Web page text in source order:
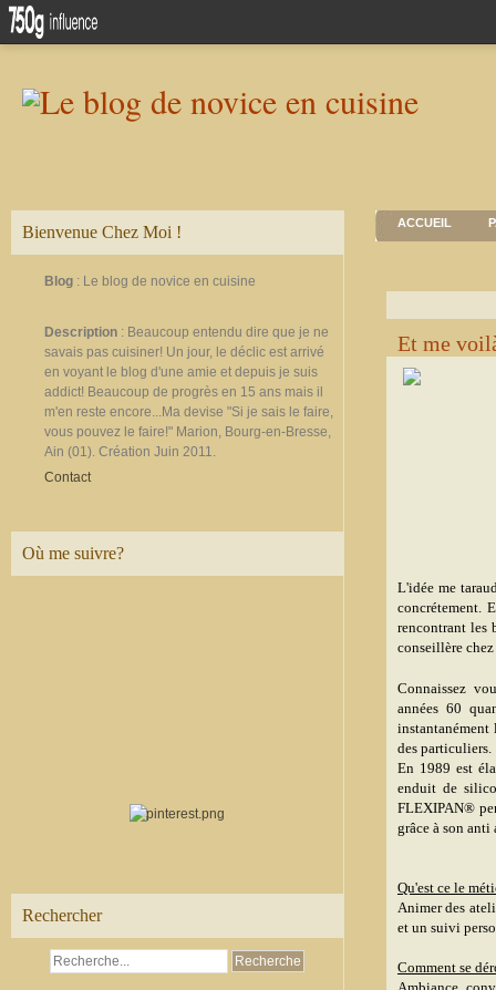
Bienvenue Chez Moi !
Blog : Le blog de novice en cuisine
Description : Beaucoup entendu dire que je ne
savais pas cuisiner! Un jour, le déclic est arrivé
en voyant le blog d'une amie et depuis je suis
addict! Beaucoup de progrès en 15 ans mais il
m'en reste encore...Ma devise "Si je sais le faire,
vous pouvez le faire!" Marion, Bourg-en-Bresse,
Ain (01). Création Juin 2011.
Contact
Où me suivre?
Rechercher
ACCUEIL
Et me
L'idée me
concrétement.
rencontrant les
conseillère
Connaissez
années 60
instantanément
des particuliers.
En 1989 est
enduit de
FLEXIPAN®
grâce à son anti
Qu'est ce le
Animer des
et un suivi
Comment se